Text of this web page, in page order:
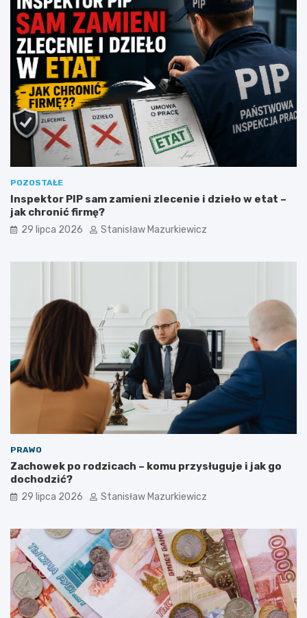
POZOSTAŁE
Inspektor PIP sam zamieni zlecenie i dzieło w etat –
jak chronić firmę?
29 lipca 2026 Stanisław Mazurkiewicz
PRAWO
Zachowek po rodzicach – komu przysługuje i jak go
dochodzić?
29 lipca 2026 Stanisław Mazurkiewicz